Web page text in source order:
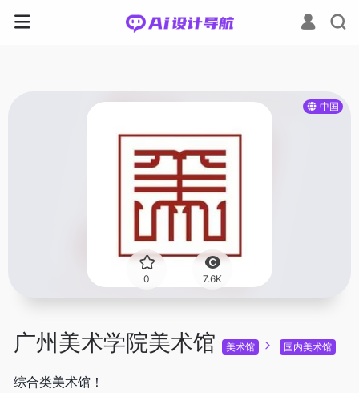
中国
0 7.6K
广州美术学院美术馆 美术馆 国内美术馆
综合类美术馆！